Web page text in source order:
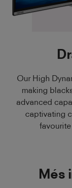
Our High
making
advanced
captivating
favourite
Més